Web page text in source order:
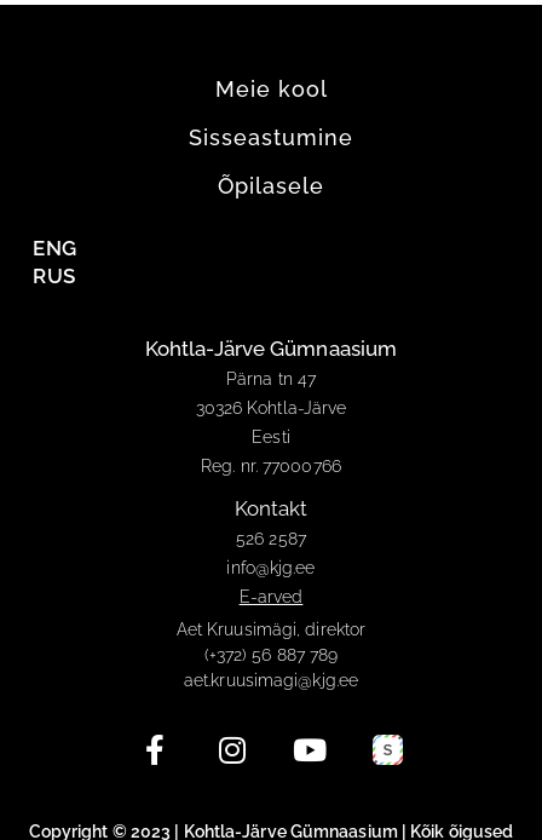
Meie kool
Sisseastumine
Õpilasele
ENG
RUS
Kohtla-Järve Gümnaasium
Pärna tn 47
30326 Kohtla-Järve
Eesti
Reg. nr. 77000766
Kontakt
526 2587
info@kjg.ee
E-arved
Aet Kruusimägi, direktor
(+372) 56 887 789
aet.kruusimagi@kjg.ee
Copyright © 2023 | Kohtla-Järve Gümnaasium | Kõik õigused